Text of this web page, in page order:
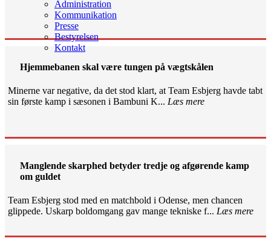
Administration
Kommunikation
Presse
Bestyrelsen
Kontakt
Hjemmebanen skal være tungen på vægtskålen
Minerne var negative, da det stod klart, at Team Esbjerg havde tabt
sin første kamp i sæsonen i Bambuni K... Læs mere
Manglende skarphed betyder tredje og afgørende kamp
om guldet
Team Esbjerg stod med en matchbold i Odense, men chancen
glippede. Uskarp boldomgang gav mange tekniske f... Læs mere